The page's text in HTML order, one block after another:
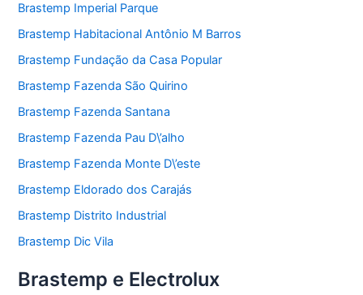
Brastemp Imperial Parque
Brastemp Habitacional Antônio M Barros
Brastemp Fundação da Casa Popular
Brastemp Fazenda São Quirino
Brastemp Fazenda Santana
Brastemp Fazenda Pau D\’alho
Brastemp Fazenda Monte D\’este
Brastemp Eldorado dos Carajás
Brastemp Distrito Industrial
Brastemp Dic Vila
Brastemp e Electrolux